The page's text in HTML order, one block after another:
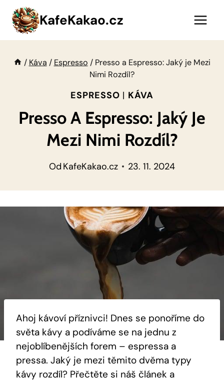
Přeskočit
obsah
KafeKakao.cz
/ Káva / Espresso / Presso a Espresso: Jaký je Mezi
Nimi Rozdíl?
ESPRESSO | KÁVA
Presso A Espresso: Jaký Je
Mezi Nimi Rozdíl?
Od KafeKakao.cz 23. 11. 2024
Ahoj kávoví příznivci! Dnes se ponoříme do
světa kávy a podíváme se na jednu z
nejoblíbenějších forem – espressa a
pressa. Jaký je mezi těmito dvěma typy
kávy rozdíl? Přečtěte si náš článek a